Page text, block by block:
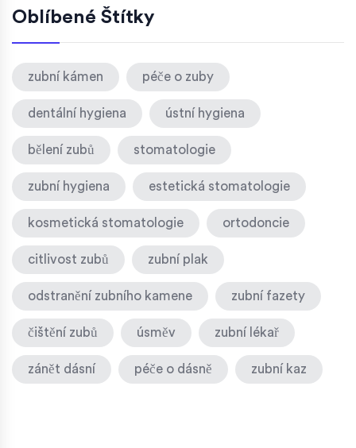
Oblíbené Štítky
zubní kámen péče o zuby
dentální hygiena ústní hygiena
bělení zubů stomatologie
zubní hygiena estetická stomatologie
kosmetická stomatologie ortodoncie
citlivost zubů zubní plak
odstranění zubního kamene zubní fazety
čištění zubů úsměv zubní lékař
zánět dásní péče o dásně zubní kaz